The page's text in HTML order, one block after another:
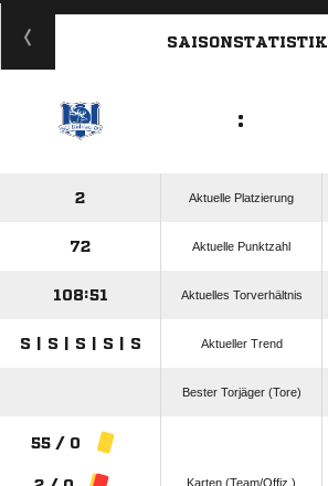
ANZEIGE
SAISONSTATISTIK
:
2 Aktuelle Platzierung
72 Aktuelle Punktzahl
108:51 Aktuelles Torverhältnis
S | S | S | S | S Aktueller Trend
Bester Torjäger (Tore)
55 / 0
Karten (Team/Offiz.)